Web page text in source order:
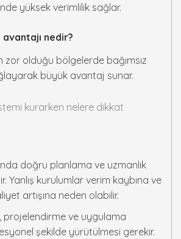
yüksek verimlilik sağlar.
nedir?
zor olduğu bölgelerde bağımsız
büyük avantaj sunar.
kurarken nelere dikkat
doğru planlama ve uzmanlık
Yanlış kurulumlar verim kaybına ve
artışına neden olabilir.
projelendirme ve uygulama
şekilde yürütülmesi gerekir.